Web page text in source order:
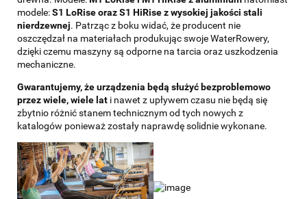
modele:S1 LoRise oraz S1 HiRise z wysokiej jakości stali
nierdzewnej. Patrząc z boku widać, że producent nie
oszczędzał na materiałach produkując swoje WaterRowery,
dzięki czemu maszyny są odporne na tarcia oraz uszkodzenia
mechaniczne.
Gwarantujemy, że urządzenia będą służyć bezproblemowo
przez wiele, wiele lat i nawet z upływem czasu nie będą się
zbytnio różnić stanem technicznym od tych nowych z
katalogów ponieważ zostały naprawdę solidnie wykonane.